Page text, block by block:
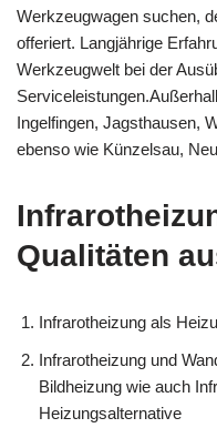
Werkzeugwagen suchen,
offeriert. Langjährige
Werkzeugwelt bei der
Ingelfingen, Jagsthausen,
ebenso wie Künzelsau,
Qualitäten
Infrarotheizung als
Infrarotheizung und
Bildheizung wie auch
Heizungsalternative